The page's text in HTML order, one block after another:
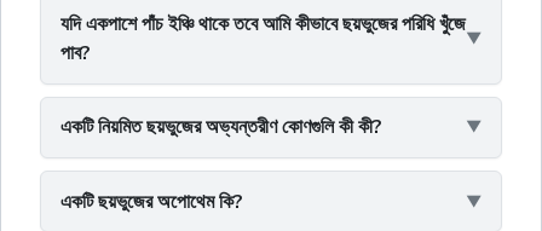
যদি একপাশে পাঁচ ইঞ্চি থাকে তবে আমি কীভাবে ছয়ভুজের পরিধি খুঁজে
পাব?
একটি নিয়মিত ছয়ভুজের অভ্যন্তরীণ কোণগুলি কী কী?
একটি ছয়ভুজের অপোথেম কি?